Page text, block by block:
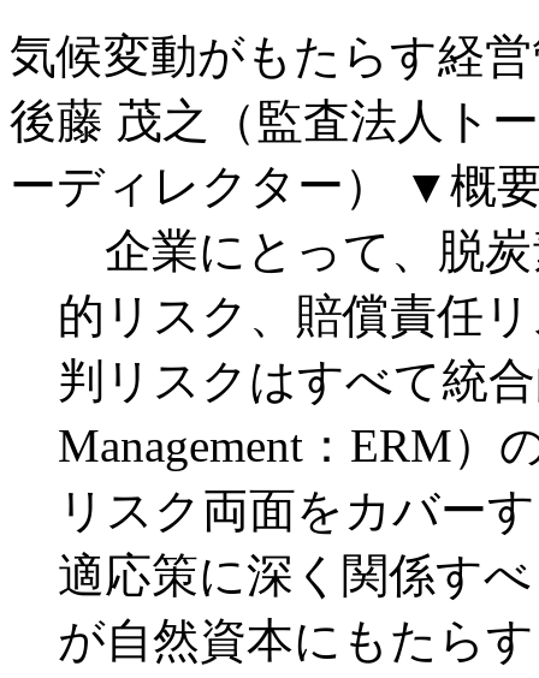
気候変動がもたらす経
後藤 茂之（監査法人ト
ーディレクター）
▼概
企業にとって、脱炭
的リスク、賠償責任
判リスクはすべて統
Management：ERM
リスク両面をカバー
適応策に深く関係す
が自然資本にもたら